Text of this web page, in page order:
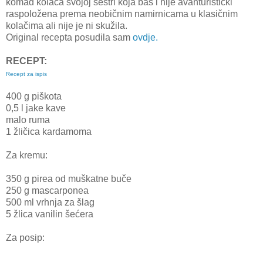
raspoložena prema neobičnim namirnicama u klasičnim
kolačima ali nije je ni skužila.
Original recepta posudila sam ovdje.
RECEPT:
Recept za ispis
400 g piškota
0,5 l jake kave
malo ruma
1 žličica kardamoma
Za kremu:
350 g pirea od muškatne buče
250 g mascarponea
500 ml vrhnja za šlag
5 žlica vanilin šećera
Za posip: